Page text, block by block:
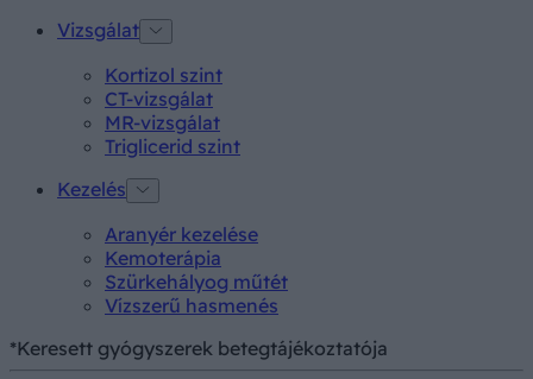
Vizsgálat
Kortizol szint
CT-vizsgálat
MR-vizsgálat
Triglicerid szint
Kezelés
Aranyér kezelése
Kemoterápia
Szürkehályog műtét
Vízszerű hasmenés
*Keresett gyógyszerek betegtájékoztatója